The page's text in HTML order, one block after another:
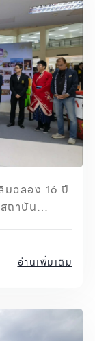
ฉลอง 16 ปี
ถาบัน
อ่านเพิ่มเติม